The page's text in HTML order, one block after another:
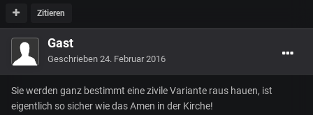
Zitieren
Gast
Geschrieben 24. Februar 2016
Sie werden ganz bestimmt eine zivile Variante raus hauen, ist
eigentlich so sicher wie das Amen in der Kirche!